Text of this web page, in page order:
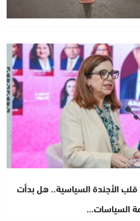
قلب الأجندة السياسية.. هل بدأت
السياسات…